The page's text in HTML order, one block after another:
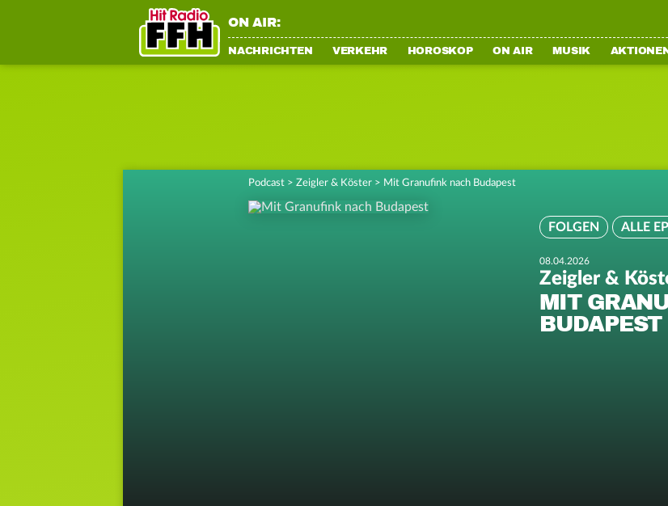
ON AIR:
NACHRICHTEN VERKEHR HOROSKOP ON AIR MUSIK
Podcast > Zeigler & Köster > Mit Granufink nach Budapest
FOLGEN ALLE
08.04.2026
Zeigler &
MIT
BUDAPEST